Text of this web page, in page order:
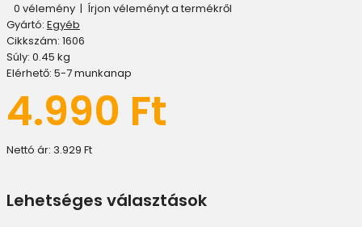
0 vélemény | Írjon véleményt a termékről
Gyártó: Egyéb
Cikkszám: 1606
Súly: 0.45 kg
Elérhető: 5-7 munkanap
4.990 Ft
Nettó ár: 3.929 Ft
Lehetséges választások